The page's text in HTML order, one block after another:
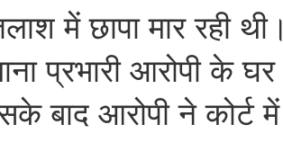
में छापा मार रही थी।
प्रभारी आरोपी के घर
बाद आरोपी ने कोर्ट में